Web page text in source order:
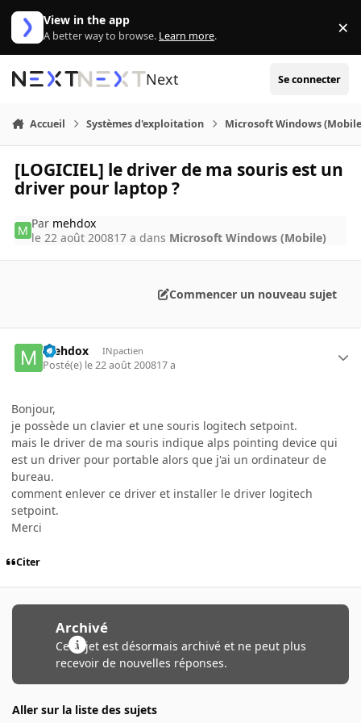
Aller au contenu
View in the app
A better way to browse. Learn more. ×
Next Se connecter
Accueil Systèmes d'exploitation Microsoft Windows
[LOGICIEL] le driver de ma souris est un
driver pour laptop ?
Par mehdox
le 22 août 200817 a dans Microsoft Windows (Mobile)
Commencer un nouveau sujet
mehdox INpactien
Posté(e) le 22 août 200817 a
Bonjour,
je possède un clavier et une souris logitech setpoint.
mais le driver de ma souris indique alps pointing device qui
est un driver pour portable alors que j'ai un ordinateur de
bureau.
comment enlever ce driver et installer le driver logitech
setpoint.
Merci
Citer
Archivé
Ce sujet est désormais archivé et ne peut plus
recevoir de nouvelles réponses.
Aller sur la liste des sujets